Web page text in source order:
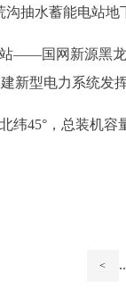
抽水蓄能电站
——国网新源黑
新型电力系统发
纬45°，总装机
<